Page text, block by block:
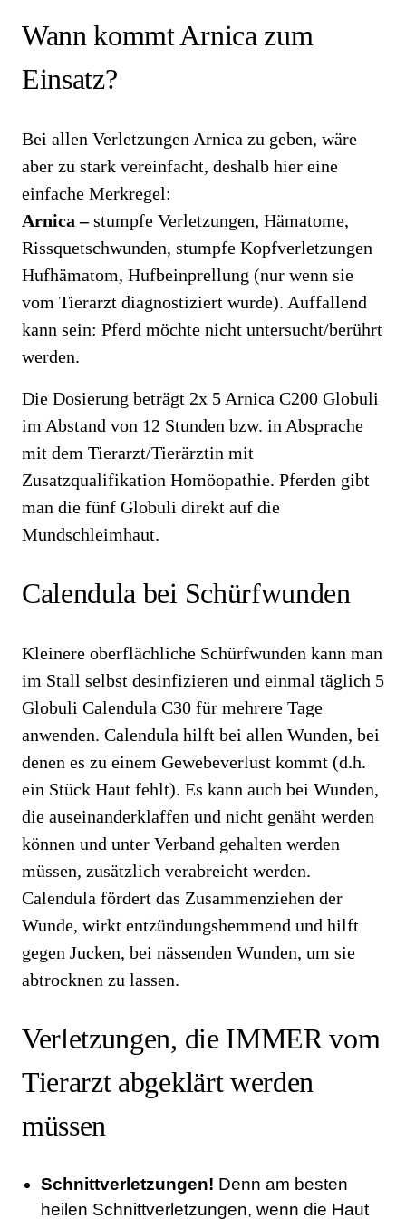
Wann kommt Arnica zum
Einsatz?
Bei allen Verletzungen Arnica zu geben, wäre
aber zu stark vereinfacht, deshalb hier eine
einfache Merkregel:
Arnica –stumpfe Verletzungen, Hämatome,
Rissquetschwunden, stumpfe Kopfverletzungen
Hufhämatom, Hufbeinprellung (nur wenn sie
vom Tierarzt diagnostiziert wurde). Auffallend
kann sein: Pferd möchte nicht untersucht/berührt
werden.
Die Dosierung beträgt 2x 5 Arnica C200 Globuli
im Abstand von 12 Stunden bzw. in Absprache
mit dem Tierarzt/Tierärztin mit
Zusatzqualifikation Homöopathie. Pferden gibt
man die fünf Globuli direkt auf die
Mundschleimhaut.
Calendula bei Schürfwunden
Kleinere oberflächliche Schürfwunden kann man
im Stall selbst desinfizieren und einmal täglich 5
Globuli Calendula C30 für mehrere Tage
anwenden. Calendula hilft bei allen Wunden, bei
denen es zu einem Gewebeverlust kommt (d.h.
ein Stück Haut fehlt). Es kann auch bei Wunden,
die auseinanderklaffen und nicht genäht werden
können und unter Verband gehalten werden
müssen, zusätzlich verabreicht werden.
Calendula fördert das Zusammenziehen der
Wunde, wirkt entzündungshemmend und hilft
gegen Jucken, bei nässenden Wunden, um sie
abtrocknen zu lassen.
Verletzungen, die IMMER vom
Tierarzt abgeklärt werden
müssen
Schnittverletzungen! Denn am besten
heilen Schnittverletzungen, wenn die Haut